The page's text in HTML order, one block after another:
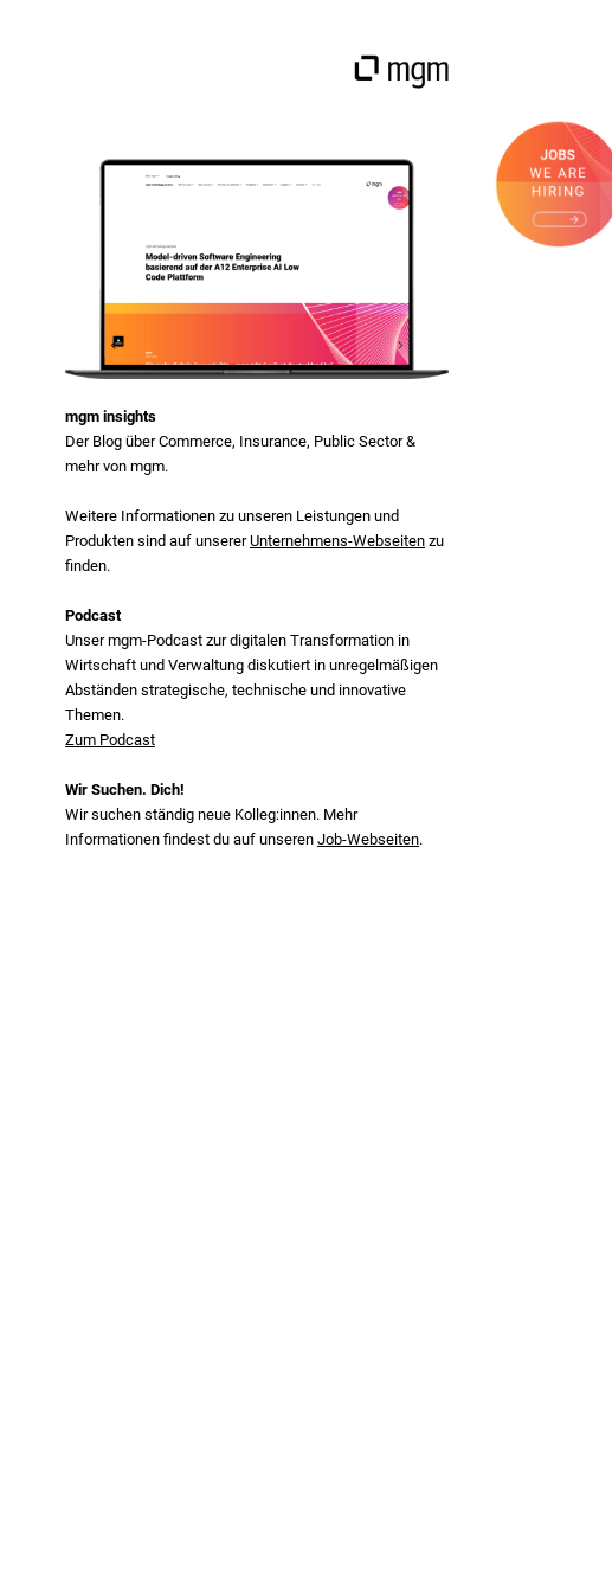
mgm insights
Der Blog über Commerce, Insurance, Public Sector &
mehr von mgm.
Weitere Informationen zu unseren Leistungen und
Produkten sind auf unsererUnternehmens-Webseiten zu
finden.
Podcast
Unser mgm‑Podcast zur digitalen Transformation in
Wirtschaft und Verwaltung diskutiert in unregelmäßigen
Abständen strategische, technische und innovative
Themen.
Zum Podcast
Wir Suchen. Dich!
Wir suchen ständig neue Kolleg:innen. Mehr
Informationen findest du auf unseren Job-Webseiten.